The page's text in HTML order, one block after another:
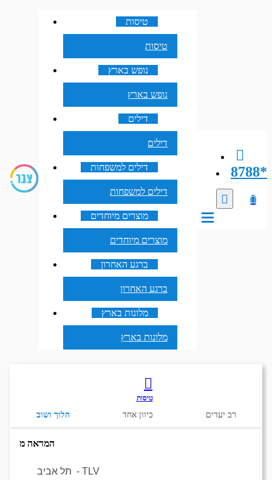
8788*
טיסות
טיסות
נופש בארץ
נופש בארץ
דילים
דילים
דילים למשפחות
דילים למשפחות
מוצרים מיוחדים
מוצרים מיוחדים
ברגע האחרון
ברגע האחרון
מלונות בארץ
מלונות בארץ
טיסות
הלוך ושוב כיוון אחד רב יעדים
המראה מ